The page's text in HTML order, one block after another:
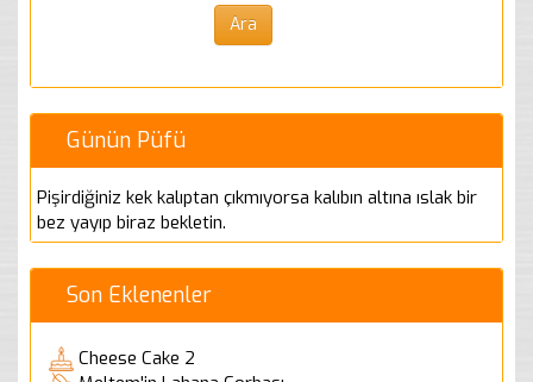
Günün Püfü
Pişirdiğiniz kek kalıptan çıkmıyorsa kalıbın altına ıslak bir
bez yayıp biraz bekletin.
Son Eklenenler
Cheese Cake 2